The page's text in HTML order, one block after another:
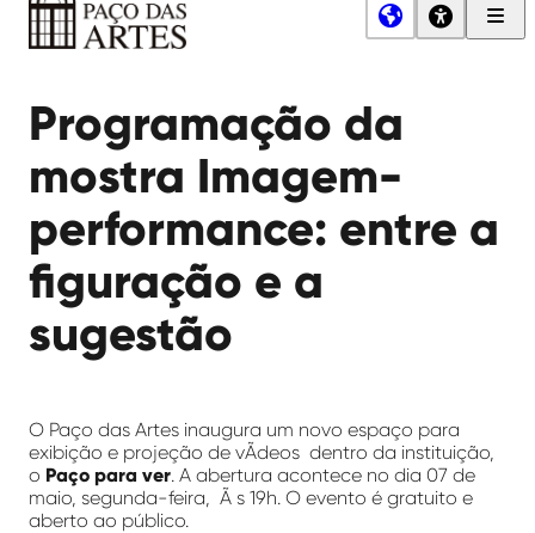
Artes
Programação da
mostra Imagem-
performance: entre a
figuração e a
sugestão
O Paço das Artes inaugura um novo espaço para
exibição e projeção de vÃ­deos dentro da instituição,
o Paço para ver. A abertura acontece no dia 07 de
maio, segunda-feira, Ã s 19h. O evento é gratuito e
aberto ao público.